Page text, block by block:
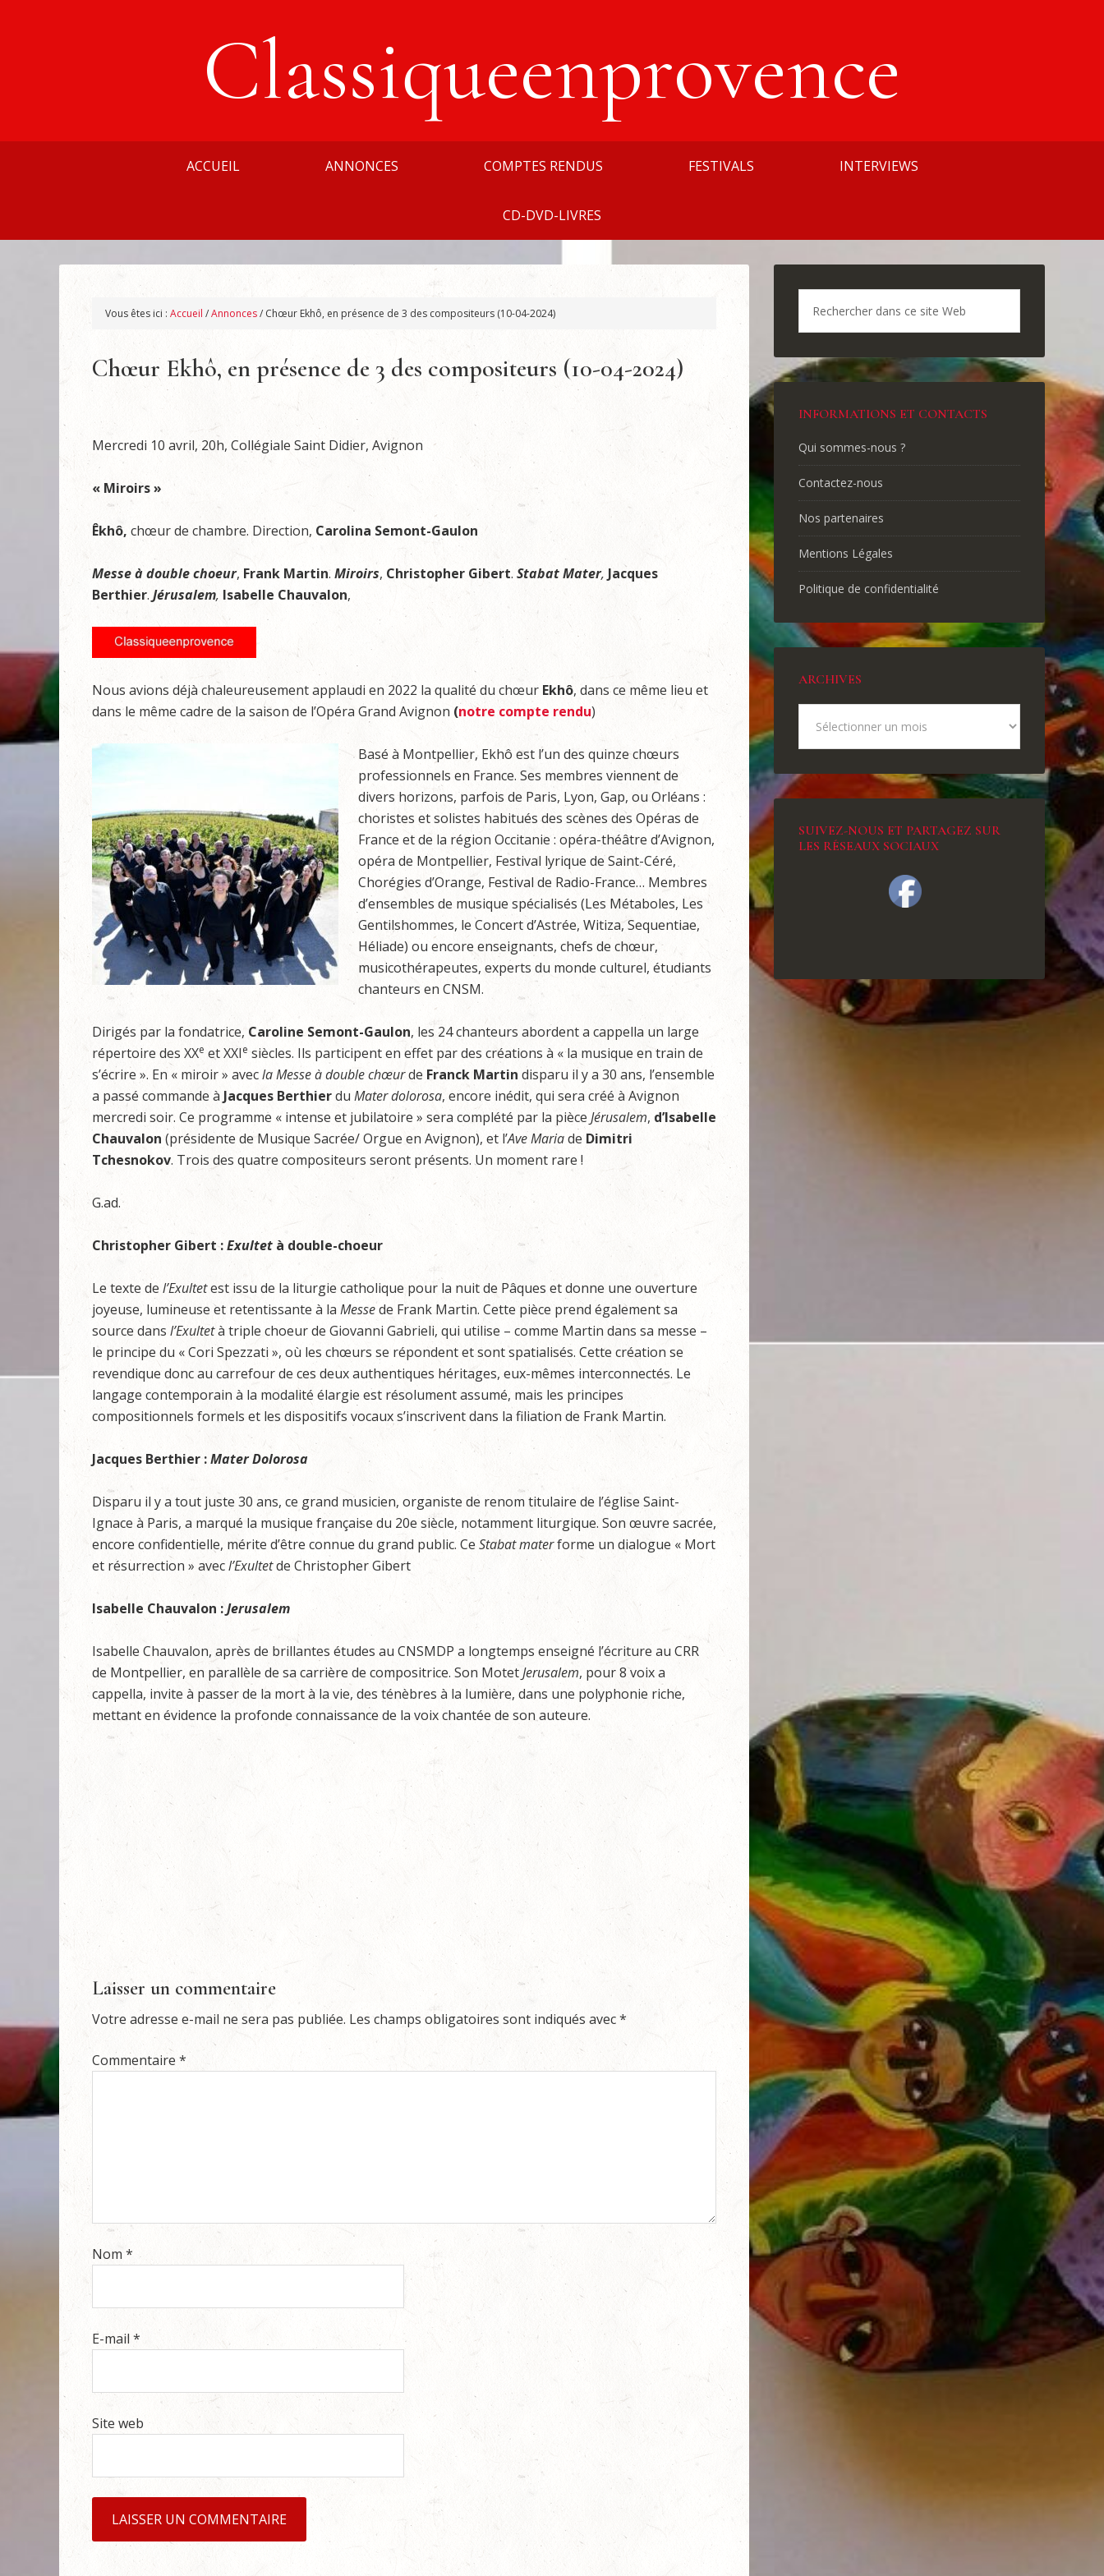
Classiqueenprovence
ACCUEIL ANNONCES COMPTES RENDUS FESTIVALS INTERVIEWS
CD-DVD-LIVRES
Vous êtes ici : Accueil /Annonces/ Chœur Ekhô, en présence de 3 des compositeurs (10-04-2024)
Chœur Ekhô, en présence de 3 des compositeurs (10-04-2024)
Mercredi 10 avril, 20h, Collégiale Saint Didier, Avignon
« Miroirs »
Êkhô, chœur de chambre. Direction, Carolina Semont-Gaulon
Messe à double choeur, Frank Martin. Miroirs, Christopher Gibert. Stabat Mater, Jacques
Berthier. Jérusalem, Isabelle Chauvalon,
Nous avions déjà chaleureusement applaudi en 2022 la qualité du chœur Ekhô, dans ce même lieu et
dans le même cadre de la saison de l’Opéra Grand Avignon (notre compte rendu)
Basé à Montpellier, Ekhô est l’un des quinze chœurs
professionnels en France. Ses membres viennent de
divers horizons, parfois de Paris, Lyon, Gap, ou Orléans :
choristes et solistes habitués des scènes des Opéras de
France et de la région Occitanie : opéra-théâtre d’Avignon,
opéra de Montpellier, Festival lyrique de Saint-Céré,
Chorégies d’Orange, Festival de Radio-France… Membres
d’ensembles de musique spécialisés (Les Métaboles, Les
Gentilshommes, le Concert d’Astrée, Witiza, Sequentiae,
Héliade) ou encore enseignants, chefs de chœur,
musicothérapeutes, experts du monde culturel, étudiants
chanteurs en CNSM.
Dirigés par la fondatrice, Caroline Semont-Gaulon, les 24 chanteurs abordent a cappella un large
répertoire des XXe et XXIe siècles. Ils participent en effet par des créations à « la musique en train de
s’écrire ». En « miroir » avecla Messe à double chœurde Franck Martin disparu il y a 30 ans, l’ensemble
a passé commande à Jacques Berthierdu Mater dolorosa, encore inédit, qui sera créé à Avignon
mercredi soir. Ce programme « intense et jubilatoire » sera complété par la pièce Jérusalem, d’Isabelle
Chauvalon (présidente de Musique Sacrée/ Orgue en Avignon), et l’Ave Mariade Dimitri
Tchesnokov. Trois des quatre compositeurs seront présents. Un moment rare !
G.ad.
Christopher Gibert :Exultet à double-choeur
Le texte de l’Exultetest issu de la liturgie catholique pour la nuit de Pâques et donne une ouverture
joyeuse, lumineuse et retentissante à la Messede Frank Martin. Cette pièce prend également sa
source dans l’Exultetà triple choeur de Giovanni Gabrieli, qui utilise – comme Martin dans sa messe –
le principe du « Cori Spezzati », où les chœurs se répondent et sont spatialisés. Cette création se
revendique donc au carrefour de ces deux authentiques héritages, eux-mêmes interconnectés. Le
langage contemporain à la modalité élargie est résolument assumé, mais les principes
compositionnels formels et les dispositifs vocaux s’inscrivent dans la filiation de Frank Martin.
Jacques Berthier :Mater Dolorosa
Disparu il y a tout juste 30 ans, ce grand musicien, organiste de renom titulaire de l’église Saint-
Ignace à Paris, a marqué la musique française du 20e siècle, notamment liturgique. Son œuvre sacrée,
encore confidentielle, mérite d’être connue du grand public. Ce Stabat materforme un dialogue « Mort
et résurrection » avecl’Exultetde Christopher Gibert
Isabelle Chauvalon :Jerusalem
Isabelle Chauvalon, après de brillantes études au CNSMDP a longtemps enseigné l’écriture au CRR
de Montpellier, en parallèle de sa carrière de compositrice. Son MotetJerusalem, pour 8 voix a
cappella, invite à passer de la mort à la vie, des ténèbres à la lumière, dans une polyphonie riche,
mettant en évidence la profonde connaissance de la voix chantée de son auteure.
Laisser un commentaire
Votre adresse e-mail ne sera pas publiée. Les champs obligatoires sont indiqués avec*
Commentaire *
Nom *
E-mail *
Site web
INFORMATIONS ET CONTACTS
Qui sommes-nous ?
Contactez-nous
Nos partenaires
Mentions Légales
Politique de confidentialité
ARCHIVES
SUIVEZ-NOUS ET PARTAGEZ SUR
LES RÉSEAUX SOCIAUX